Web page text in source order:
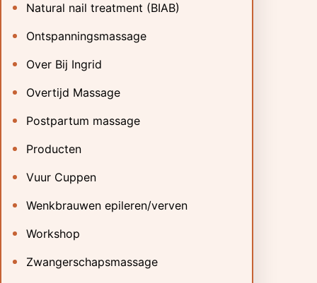
Natural nail treatment (BIAB)
Ontspanningsmassage
Over Bij Ingrid
Overtijd Massage
Postpartum massage
Producten
Vuur Cuppen
Wenkbrauwen epileren/verven
Workshop
Zwangerschapsmassage